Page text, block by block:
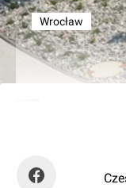
Wrocław